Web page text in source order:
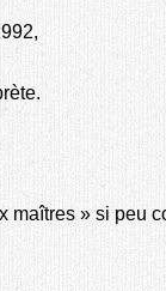
» si peu